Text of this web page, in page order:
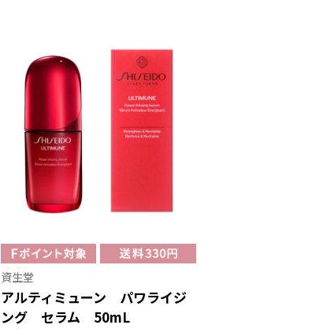
資生堂
アルティミューン パワライジ
ング セラム 50mL